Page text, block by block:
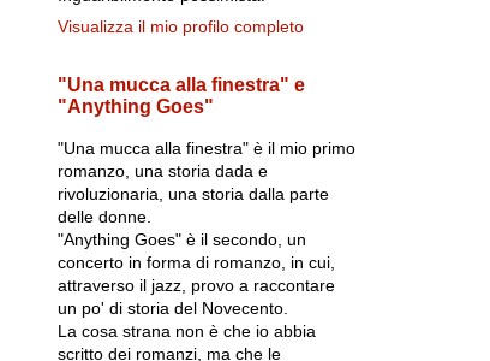
Visualizza il mio profilo completo
"Una mucca alla finestra" e
"Anything Goes"
"Una mucca alla finestra" è il mio primo
romanzo, una storia dada e
rivoluzionaria, una storia dalla parte
delle donne.
"Anything Goes" è il secondo, un
concerto in forma di romanzo, in cui,
attraverso il jazz, provo a raccontare
un po' di storia del Novecento.
La cosa strana non è che io abbia
scritto dei romanzi, ma che le